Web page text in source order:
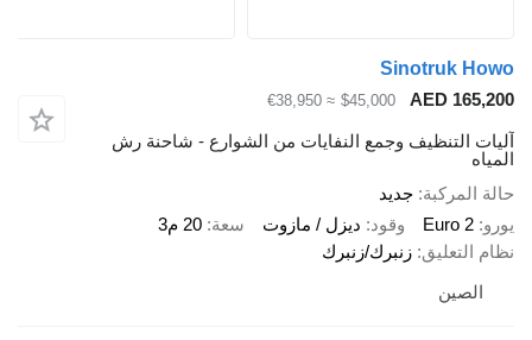
Sinotruk Howo
AED 165,200
$45,000
≈ €38,950
آليات التنظيف وجمع النفايات من الشوارع - شاحنة رش
المياه
حالة المركبة جديد
يورو Euro 2 وقود ديزل / مازوت سعة 20 م3
نظام التعليق زنبرك/زنبرك
الصين